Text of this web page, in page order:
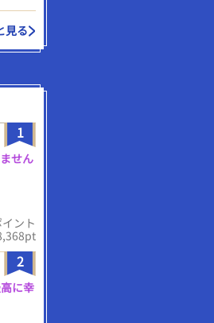
見る
1
せん
ント
2
に幸